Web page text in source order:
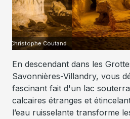
ADT
En descendant dans les
Savonnières-Villandry, vous
fascinant fait d'un lac
calcaires étranges et
l’eau ruisselante transforme